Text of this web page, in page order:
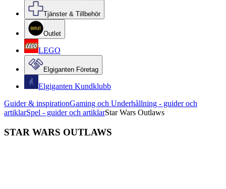
Tjänster & Tillbehör
Outlet
LEGO
Elgiganten Företag
Elgiganten Kundklubb
Guider & inspirationGaming och Underhållning - guider och
artiklarSpel - guider och artiklarStar Wars Outlaws
STAR WARS OUTLAWS